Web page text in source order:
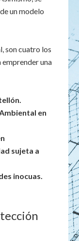
un modelo
son cuatro los
una
en
sujeta a
inocuas.